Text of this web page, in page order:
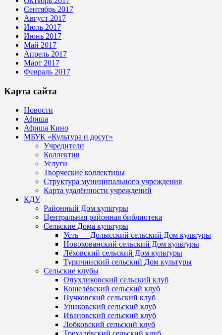
Сентябрь 2017
Август 2017
Июль 2017
Июнь 2017
Май 2017
Апрель 2017
Март 2017
Февраль 2017
Карта сайта
Новости
Афиша
Афиша Кино
МБУК «Культура и досуг»
Учредители
Коллектив
Услуги
Творческие коллективы
Структура муниципального учреждения
Карта удалённости учреждений
КДУ
Районный Дом культуры
Центральная районная библиотека
Сельские Дома культуры
Усть — Долысский сельский Дом культуры
Новохованский сельский Дом культуры
Лёховский сельский Дом культуры
Туричинский сельский Дом культуры
Сельские клубы
Опухликовский сельский клуб
Кошелёвский сельский клуб
Пучковский сельский клуб
Ушаковский сельский клуб
Ивановский сельский клуб
Лобковский сельский клуб